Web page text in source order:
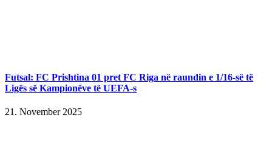
Futsal: FC Prishtina 01 pret FC Riga në raundin e 1/16-së të
Ligës së Kampionëve të UEFA-s
21. November 2025